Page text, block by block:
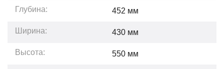
Глубина: 452 мм
Ширина: 430 мм
Высота: 550 мм